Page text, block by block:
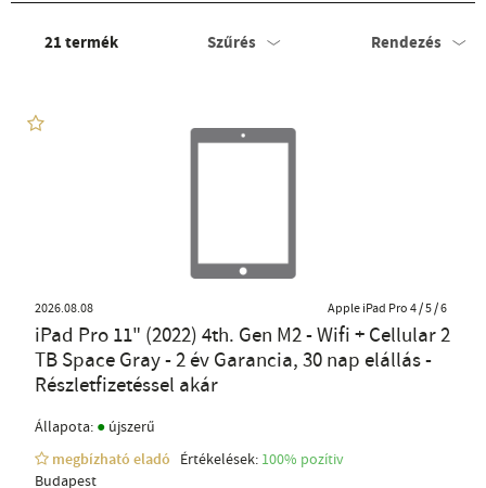
21termék Szűrés Rendezés
2026.08.08 Apple iPad Pro 4 / 5 / 6
iPad Pro 11" (2022) 4th. Gen M2 - Wifi + Cellular 2
TB Space Gray - 2 év Garancia, 30 nap elállás -
Részletfizetéssel akár
Állapota: ● újszerű
megbízható eladó
Értékelések: 100% pozítiv
Budapest